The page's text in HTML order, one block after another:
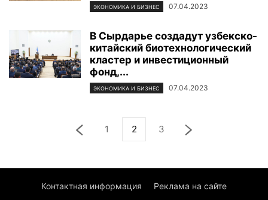
ЭКОНОМИКА И БИЗНЕС 07.04.2023
В Сырдарье создадут узбекско-
китайский биотехнологический
кластер и инвестиционный
фонд,...
ЭКОНОМИКА И БИЗНЕС 07.04.2023
1 2 3
Контактная информация Реклама на сайте